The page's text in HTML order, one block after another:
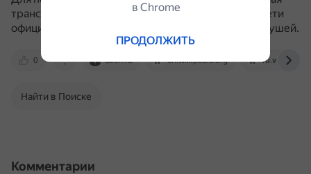
транспортная карта, которая действует по всей сети
официальных перевозчиков, кроме частных долмушей.
0 dzen.ru en.wikipedia.org
Найти в Поиске
Комментарии
в Сhrome
ПРОДОЛЖИТЬ